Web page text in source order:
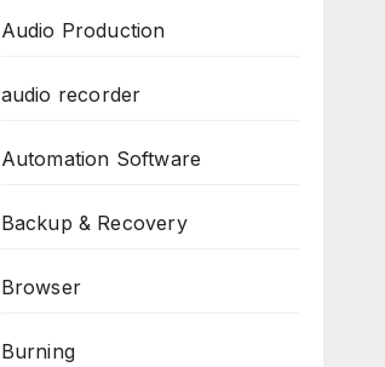
Audio Production
audio recorder
Automation Software
Backup & Recovery
Browser
Burning